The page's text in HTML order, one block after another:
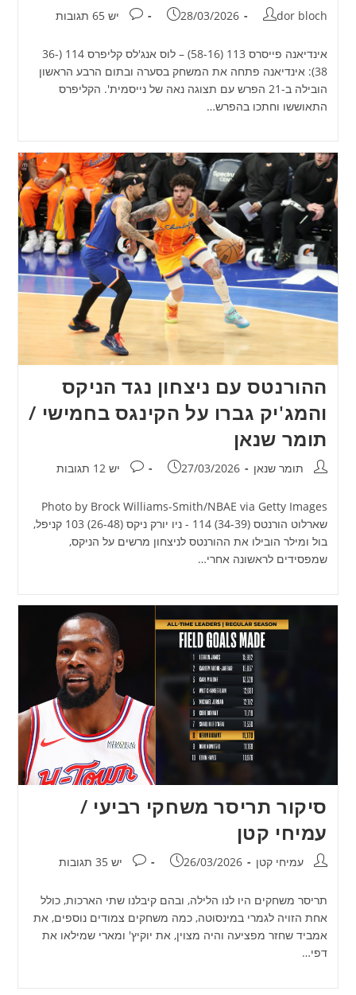
מחבר:
dor bloch פורסם:
28/03/2026 תגובות:
יש 65 תגובות
אינדיאנה פייסרס 113 (58-16) – לוס אנג'לס קליפרס 114 (36-
38): אינדיאנה פתחה את המשחק בסערה ובתום הרבע הראשון
הובילה ב-21 הפרש עם תצוגה נאה של נייסמית'. הקליפרס
התאוששו וחתכו בהפרש…
ההורנטס עם ניצחון נגד הניקס
והמג'יק גברו על הקינגס בחמישי /
תומר שנאן
מחבר:תומר שנאן פורסם:
27/03/2026 תגובות:
יש 12 תגובות
Photo by Brock Williams-Smith/NBAE via Getty Images
שארלוט הורנטס (34-39) 114 - ניו יורק ניקס (26-48) 103 קניפל,
בול ומילר הובילו את ההורנטס לניצחון מרשים על הניקס,
שמפסידים לראשונה אחרי…
סיקור תריסר משחקי רביעי /
עמיחי קטן
מחבר:עמיחי קטן פורסם:
26/03/2026 תגובות:
יש 35 תגובות
תריסר משחקים היו לנו הלילה, ובהם קיבלנו שתי הארכות, כולל
אחת הזויה לגמרי במינסוטה, כמה משחקים צמודים נוספים, את
אמביד שחזר מפציעה והיה מצוין, את יוקיץ' ומארי שמילאו את
דפי…